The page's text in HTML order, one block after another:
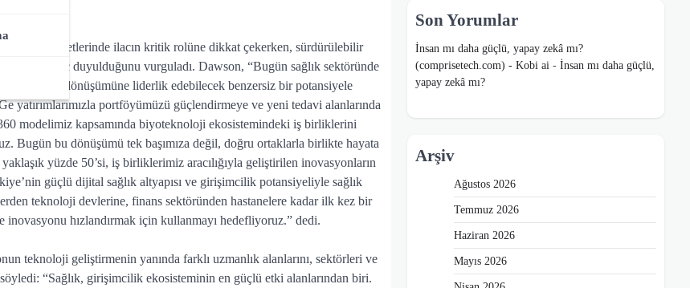
sağlık hizmetlerinde ilacın kritik rolüne dikkat çekerken, sürdürülebilir
ihtiyaç duyulduğunu vurguladı. Dawson, “Bugün sağlık sektöründe
sağlık dönüşümüne liderlik edebilecek benzersiz bir potansiyele
yatırımlarımızla portföyümüzü güçlendirmeye ve yeni tedavi alanlarında
modelimiz kapsamında biyoteknoloji ekosistemindeki iş birliklerini
Bugün bu dönüşümü tek başımıza değil, doğru ortaklarla birlikte hayata
yüzde 50’si, iş birliklerimiz aracılığıyla geliştirilen inovasyonların
güçlü dijital sağlık altyapısı ve girişimcilik potansiyeliyle sağlık
teknoloji devlerine, finans sektöründen hastanelere kadar ilk kez bir
hızlandırmak için kullanmayı hedefliyoruz.” dedi.
teknoloji geliştirmenin yanında farklı uzmanlık alanlarını, sektörleri ve
“Sağlık, girişimcilik ekosisteminin en güçlü etki alanlarından biri.
Son Yorumlar
İnsan mı daha güçlü, yapay zekâ mı?
(comprisetech.com) - Kobi ai - İnsan mı daha güçlü,
yapay zekâ mı?
Arşiv
Ağustos 2026
Temmuz 2026
Haziran 2026
Mayıs 2026